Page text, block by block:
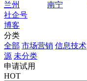
兰州
南宁
社企号
博客
分类
全部 市场营销 信息技术
源 未分类
申请试用
HOT